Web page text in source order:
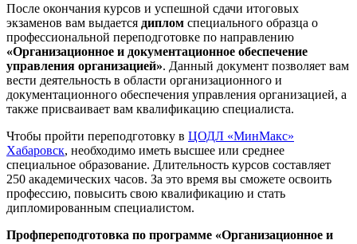
После окончания курсов и успешной сдачи итоговых
экзаменов вам выдается диплом специального образца о
профессиональной переподготовке по направлению
«Организационное и документационное обеспечение
управления организацией». Данный документ позволяет вам
вести деятельность в области организационного и
документационного обеспечения управления организацией, а
также присваивает вам квалификацию специалиста.
Чтобы пройти переподготовку в ЦОДЛ «МинМакс»
Хабаровск, необходимо иметь высшее или среднее
специальное образование. Длительность курсов составляет
250 академических часов. За это время вы сможете освоить
профессию, повысить свою квалификацию и стать
дипломированным специалистом.
Профпереподготовка по программе «Организационное и